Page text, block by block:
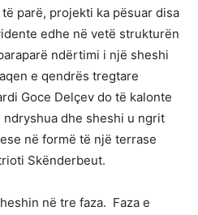
parë, projekti ka pësuar disa
edhe në vetë strukturën
ndërtimi i një sheshi
e qendrës tregtare
Goce Delçev do të kalonte
dhe sheshi u ngrit
në formë të një terrase
Skënderbeut.
në tre faza. Faza e